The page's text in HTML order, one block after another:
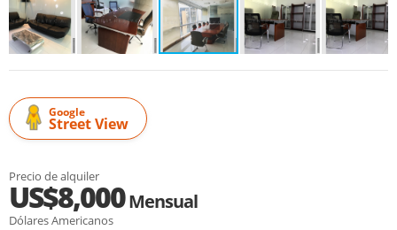
Google
Street View
Precio de alquiler
US$8,000Mensual
Dólares Americanos